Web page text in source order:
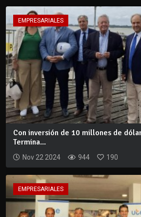
EMPRESARIALES
Con inversión de 10 millones de
Termina...
Nov 22 2024 944 190
EMPRESARIALES